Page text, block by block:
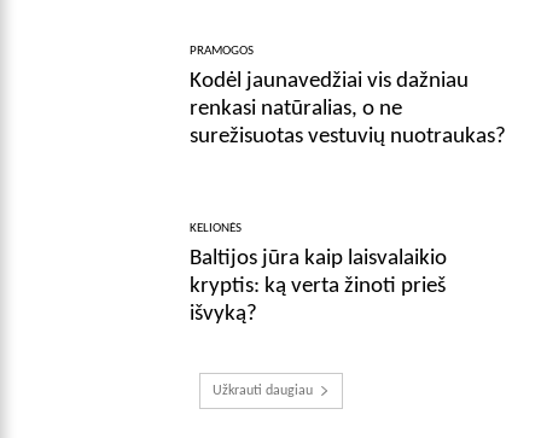
PRAMOGOS
Kodėl jaunavedžiai vis dažniau
renkasi natūralias, o ne
surežisuotas vestuvių nuotraukas?
KELIONĖS
Baltijos jūra kaip laisvalaikio
kryptis: ką verta žinoti prieš
išvyką?
Užkrauti daugiau